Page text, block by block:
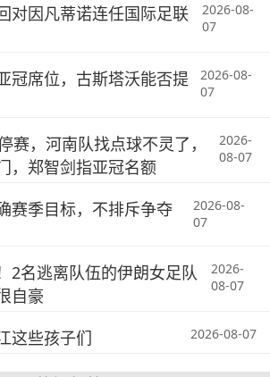
对因凡蒂诺连任国际足联
2026-08-
07
冠席位，古斯塔沃能否提
2026-08-
07
赛，河南队找点球不灵了，
，郑智剑指亚冠名额
2026-
08-07
赛季目标，不排斥争夺
2026-08-
07
2名逃离队伍的伊朗女足队
自豪
2026-
08-07
这些孩子们 2026-08-07